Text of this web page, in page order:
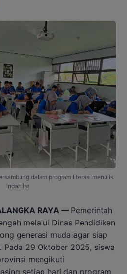
dalam program literasi menulis
indah.ist
RAYA — Pemerintah
melalui Dinas Pendidikan
generasi muda agar siap
Pada 29 Oktober 2025, siswa
mengikuti
setiap hari dan program